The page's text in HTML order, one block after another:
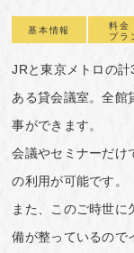
基本情報
料金
プラ
JRと東京メトロの
ある貸会議室。全館
事ができます。
会議やセミナーだけ
の利用が可能です。
また、このご時世に
備が整っているので